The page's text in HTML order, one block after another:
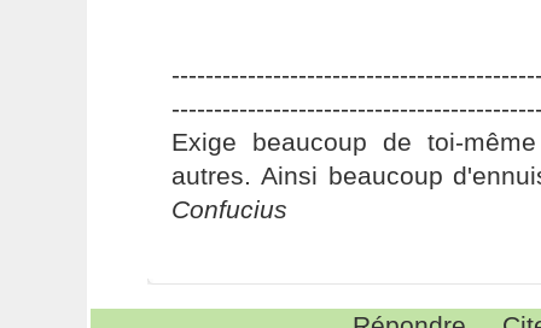
Exige beaucoup de toi-
autres. Ainsi beaucoup
Confucius